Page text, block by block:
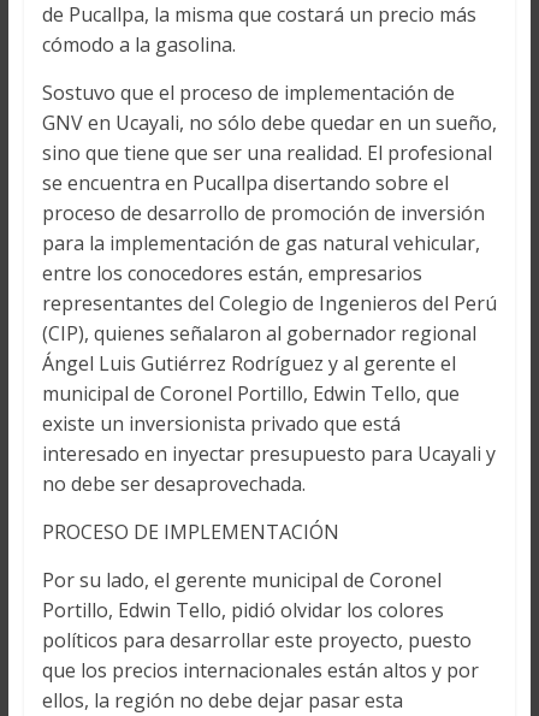
de Pucallpa, la misma que costará un precio más
cómodo a la gasolina.
Sostuvo que el proceso de implementación de
GNV en Ucayali, no sólo debe quedar en un sueño,
sino que tiene que ser una realidad. El profesional
se encuentra en Pucallpa disertando sobre el
proceso de desarrollo de promoción de inversión
para la implementación de gas natural vehicular,
entre los conocedores están, empresarios
representantes del Colegio de Ingenieros del Perú
(CIP), quienes señalaron al gobernador regional
Ángel Luis Gutiérrez Rodríguez y al gerente el
municipal de Coronel Portillo, Edwin Tello, que
existe un inversionista privado que está
interesado en inyectar presupuesto para Ucayali y
no debe ser desaprovechada.
PROCESO DE IMPLEMENTACIÓN
Por su lado, el gerente municipal de Coronel
Portillo, Edwin Tello, pidió olvidar los colores
políticos para desarrollar este proyecto, puesto
que los precios internacionales están altos y por
ellos, la región no debe dejar pasar esta